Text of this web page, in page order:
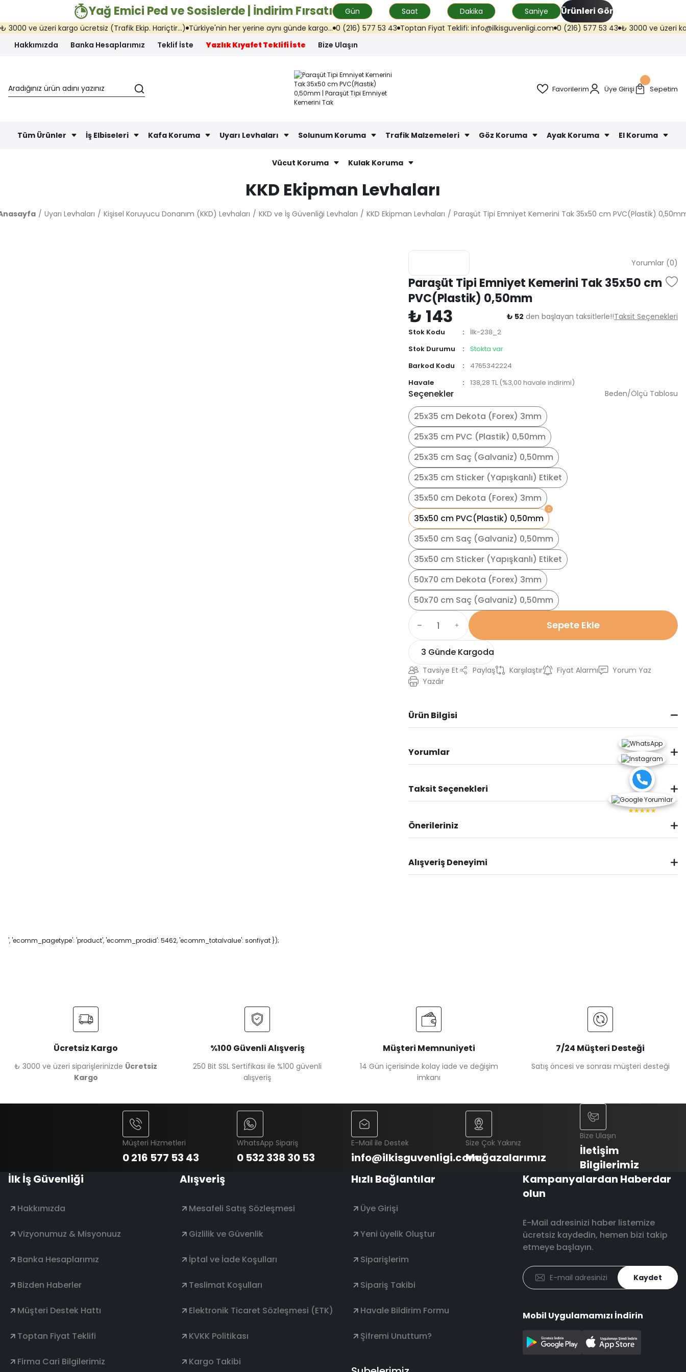
Yağ Emici Ped ve Sosislerde | İndirim Fırsatı Gün Saat Dakika Saniye Ürünleri Gör
kargo ücretsiz (Trafik Ekip. Hariçtir...) Türkiye'nin her yerine aynı günde kargo... 0 (216) 577 53 43 Toptan Fiyat Teklifi: info@ilkisguvenligi.com 0 (216) 577 53 43 ₺ 3000 ve üzeri kargo ücretsiz
Hakkımızda
Banka Hesaplarımız Teklif İste Yazlık Kıyafet Teklifi İste Bize Ulaşın
Favorilerim Üye Girişi Sepetim
Tüm Ürünler İş Elbiseleri Kafa Koruma Uyarı Levhaları Solunum Koruma Trafik Malzemeleri Göz Koruma Ayak Koruma El Koruma
Vücut Koruma Kulak Koruma
KKD Ekipman Levhaları
Uyarı Levhaları Kişisel Koruyucu Donanım (KKD) Levhaları KKD ve İş Güvenliği Levhaları KKD Ekipman Levhaları Paraşüt Tipi Emniyet Kemerini Tak 35x50 cm PVC(Plastik)
Yorumlar (0)
Paraşüt Tipi Emniyet Kemerini Tak 35x50 cm
PVC(Plastik) 0,50mm
₺ 143 ₺ 52 den başlayan taksitlerle!!Taksit Seçenekleri
Stok Kodu
İlk-238_2
Stok Durumu
Stokta var
Barkod Kodu
4765342224
Havale
138,28 TL (%3,00 havale indirimi)
Seçenekler
25x35 cm Dekota (Forex) 3mm
25x35 cm PVC (Plastik) 0,50mm
25x35 cm Saç (Galvaniz) 0,50mm
25x35 cm Sticker (Yapışkanlı) Etiket
35x50 cm Dekota (Forex) 3mm
35x50 cm PVC(Plastik) 0,50mm
35x50 cm Saç (Galvaniz) 0,50mm
35x50 cm Sticker (Yapışkanlı) Etiket
50x70 cm Dekota (Forex) 3mm
50x70 cm Saç (Galvaniz) 0,50mm
Beden/Ölçü Tablosu
Sepete Ekle
3 Günde Kargoda
Tavsiye Et Paylaş Karşılaştır Fiyat Alarmı
Yorum Yaz
Yazdır
Ürün Bilgisi
Yorumlar
Taksit Seçenekleri
Önerileriniz
Alışveriş Deneyimi
', 'ecomm_pagetype': 'product', 'ecomm_prodid': 5462, 'ecomm_totalvalue': sonfiyat });
Ücretsiz Kargo
₺ 3000 ve üzeri siparişlerinizde Ücretsiz
Kargo
%100 Güvenli Alışveriş
250 Bit SSL Sertifikası ile %100 güvenli
alışveriş
Müşteri Memnuniyeti
14 Gün içerisinde kolay iade ve değişim
imkanı
7/24 Müşteri Desteği
Satış öncesi ve sonrası müşteri desteği
Müşteri Hizmetleri
0 216 577 53 43
WhatsApp Sipariş
0 532 338 30 53
E-Mail ile Destek
info@ilkisguvenligi.com
Size Çok Yakınız
Mağazalarımız
Bize Ulaşın
İletişim
Bilgilerimiz
İlk İş Güvenliği
Hakkımızda
Vizyonumuz & Misyonuuz
Banka Hesaplarımız
Bizden Haberler
Müşteri Destek Hattı
Toptan Fiyat Teklifi
Firma Cari Bilgilerimiz
Alışveriş
Mesafeli Satış Sözleşmesi
Gizlilik ve Güvenlik
İptal ve İade Koşulları
Teslimat Koşulları
Elektronik Ticaret Sözleşmesi (ETK)
KVKK Politikası
Kargo Takibi
Hızlı Bağlantılar
Üye Girişi
Yeni üyelik Oluştur
Siparişlerim
Sipariş Takibi
Havale Bildirim Formu
Şifremi Unuttum?
★★★★★
Kampanyalardan Haberdar
olun
E-Mail adresinizi haber listemize
ücretsiz kaydedin, hemen bizi takip
etmeye başlayın.
Kaydet
Mobil Uygulamamızı İndirin